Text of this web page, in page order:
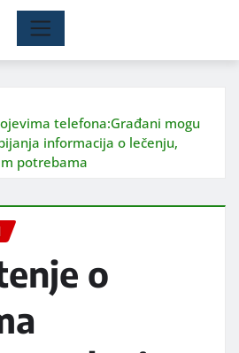
telefona:Građani mogu
informacija o lečenju,
potrebama
o